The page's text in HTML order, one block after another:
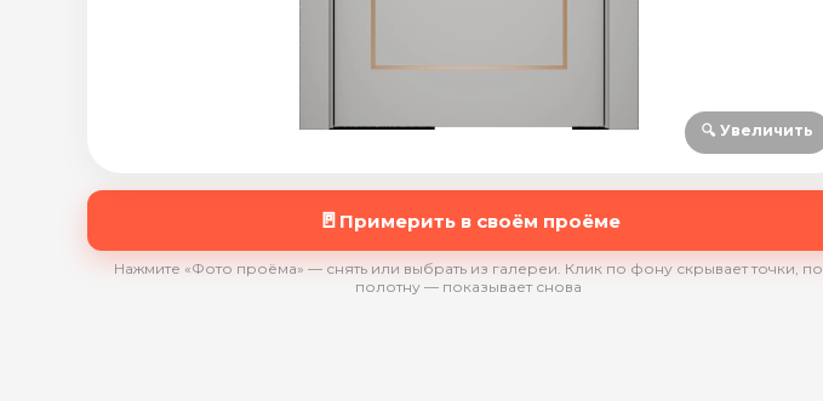
🔍 Увеличить
🚪 Примерить в своём проёме
Нажмите «Фото проёма» — снять или выбрать из галереи. Клик по фону скрывает точки, по
полотну — показывает снова